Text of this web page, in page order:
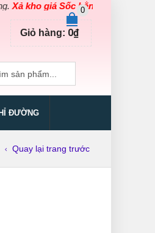
giá Sốc bằng giá Gốc
0
Giỏ hàng: 0₫
ĐƯỜNG
Quay lại trang trước